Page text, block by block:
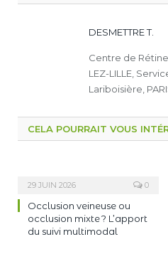
DESMETTRE T.
Centre de
LEZ-LILLE,
Lariboisière,
CELA POURRAIT VOUS
29 JUIN 2026 0
Occlusion veineuse ou
occlusion mixte ? L’apport
du suivi multimodal